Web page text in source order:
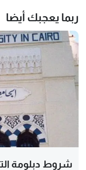
ربما يعجبك أيضا
شروط دبلومة